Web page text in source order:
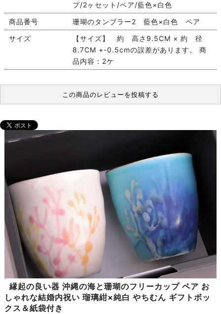
プ/2ヶセット/ペア/藍色×白色
商品番号
珊瑚のタンブラー2 藍色×白色 ペア
サイズ
【サイズ】 約 高さ9.5CM × 約 径
8.7CM +-0.5cmの誤差があります。 商
品内容：2ケ
この商品のレビューを投稿する
縁起の良い器 沖縄の海と珊瑚のフリーカップ ペア お
しゃれな結婚内祝い 瑠璃紺×純白 やちむん ギフトボッ
クス＆紙袋付き